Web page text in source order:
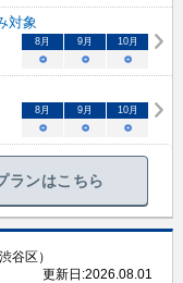
対象
8月 9月 10月
○ ○ ○
8月 9月 10月
○ ○ ○
ランはこちら
谷区）
更新日:2026.08.01